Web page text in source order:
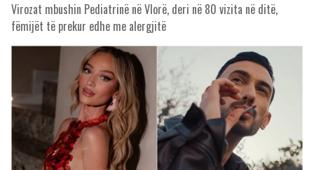
Virozat mbushin Pediatrinë në Vlorë, deri në 80 vizita në ditë,
fëmijët të prekur edhe me alergjitë